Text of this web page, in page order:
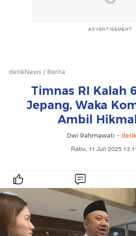
ADVERTISEMENT
detikNews Berita
Timnas RI Kalah
Jepang, Waka
Ambil
Dwi Rahmawati -
Rabu, 11 Jun 2025